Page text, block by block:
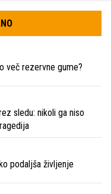
več rezervne gume?
sledu: nikoli ga niso
podaljša življenje